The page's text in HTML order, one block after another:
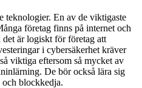
teknologier. En av de viktigaste
företag finns på internet och
är logiskt för företag att
i cybersäkerhet kräver
viktiga eftersom så mycket av
De bör också lära sig
blockkedja.